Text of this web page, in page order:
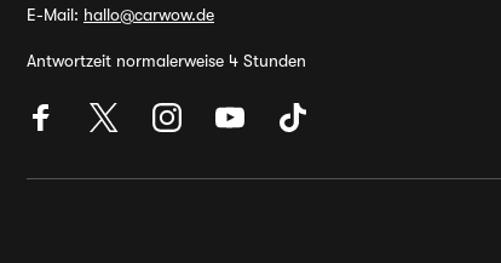
E-Mail: hallo@carwow.de
Antwortzeit normalerweise 4 Stunden